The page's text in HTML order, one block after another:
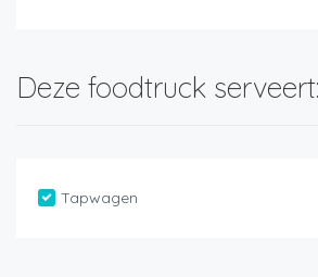
Deze foodtruck serveert:
Tapwagen